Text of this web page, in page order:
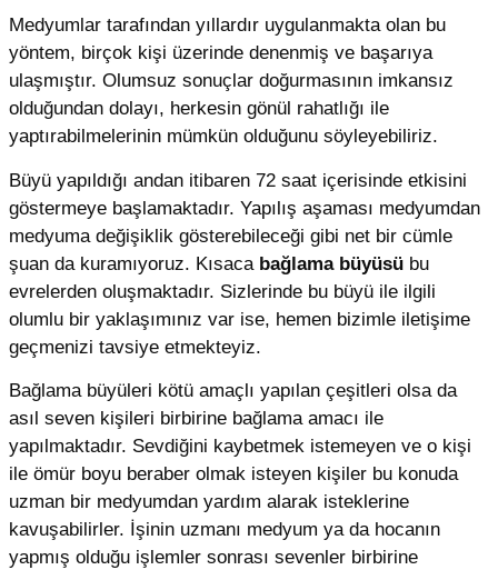
Medyumlar tarafından yıllardır uygulanmakta olan bu
yöntem, birçok kişi üzerinde denenmiş ve başarıya
ulaşmıştır. Olumsuz sonuçlar doğurmasının imkansız
olduğundan dolayı, herkesin gönül rahatlığı ile
yaptırabilmelerinin mümkün olduğunu söyleyebiliriz.
Büyü yapıldığı andan itibaren 72 saat içerisinde etkisini
göstermeye başlamaktadır. Yapılış aşaması medyumdan
medyuma değişiklik gösterebileceği gibi net bir cümle
şuan da kuramıyoruz. Kısaca bağlama büyüsü bu
evrelerden oluşmaktadır. Sizlerinde bu büyü ile ilgili
olumlu bir yaklaşımınız var ise, hemen bizimle iletişime
geçmenizi tavsiye etmekteyiz.
Bağlama büyüleri kötü amaçlı yapılan çeşitleri olsa da
asıl seven kişileri birbirine bağlama amacı ile
yapılmaktadır. Sevdiğini kaybetmek istemeyen ve o kişi
ile ömür boyu beraber olmak isteyen kişiler bu konuda
uzman bir medyumdan yardım alarak isteklerine
kavuşabilirler. İşinin uzmanı medyum ya da hocanın
yapmış olduğu işlemler sonrası sevenler birbirine